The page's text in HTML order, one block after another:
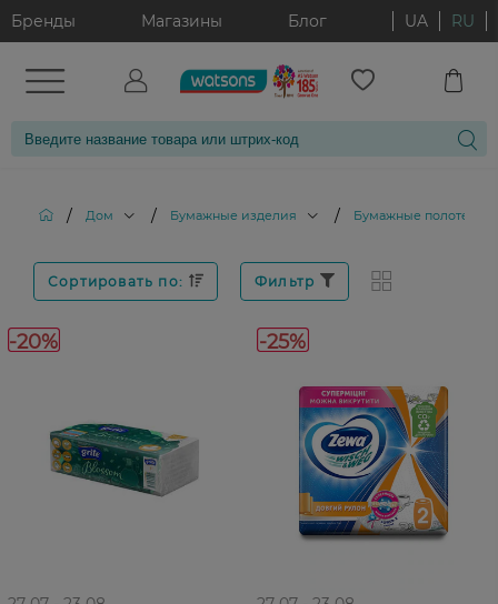
Бренды Магазины Блог UA RU
/ Дом / Бумажные изделия / Бумажные полотенца
Сортировать по: Фильтр
-20% -25%